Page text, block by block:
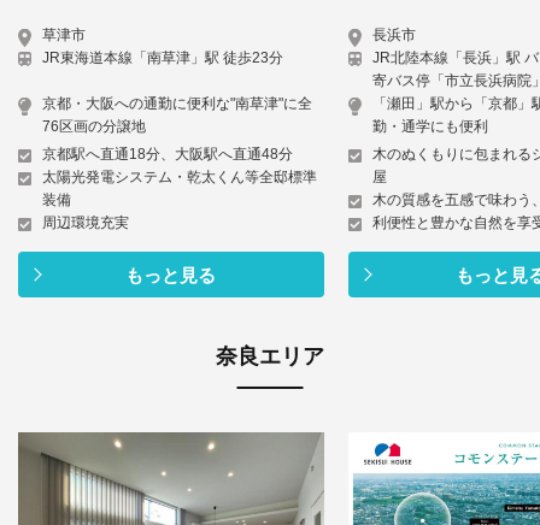
草津市
JR東海道本線「南草津」駅 徒歩23分
京都・大阪への通勤に便利な"南草津"に全
76区画の分譲地
京都駅へ直通18分、大阪駅へ直通48分
太陽光発電システム・乾太くん等全邸標準
装備
周辺環境充実
もっと見る
長浜市
JR北陸本線「長浜」駅
寄バス停「市立長浜病院
「瀬田」駅から「京都
勤・通学にも便利
木のぬくもりに包まれる
屋
木の質感を五感で味わう
利便性と豊かな自然を享
もっと見
奈良エリア